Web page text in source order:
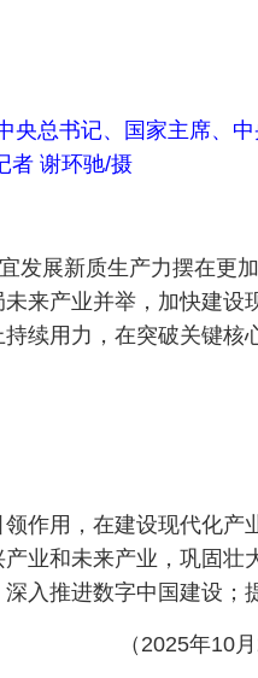
央总书记、国家主席、
者 谢环驰/摄
发展新质生产力摆在
来产业并举，加快建
续用力，在突破关键
领作用，在建设现代化
业和未来产业，巩固
入推进数字中国建设；
（2025年10